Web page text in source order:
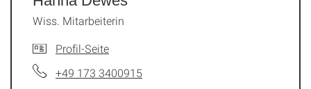
Wiss. Mitarbeiterin
Profil-Seite
+49 173 3400915